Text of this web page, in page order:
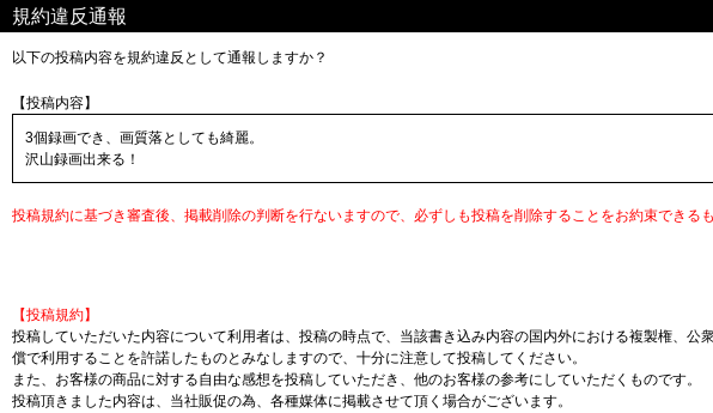
規約違反通報
以下の投稿内容を規約違反として通報しますか？
【投稿内容】
3個録画でき、画質落としても綺麗。
沢山録画出来る！
投稿規約に基づき審査後、掲載削除の判断を行ないますので、必ずしも投稿を削除することをお約束できる
【投稿規約】
投稿していただいた内容について利用者は、投稿の時点で、当該書き込み内容の国内外における複製権、
償で利用することを許諾したものとみなしますので、十分に注意して投稿してください。
また、お客様の商品に対する自由な感想を投稿していただき、他のお客様の参考にしていただくものです。
投稿頂きました内容は、当社販促の為、各種媒体に掲載させて頂く場合がございます。